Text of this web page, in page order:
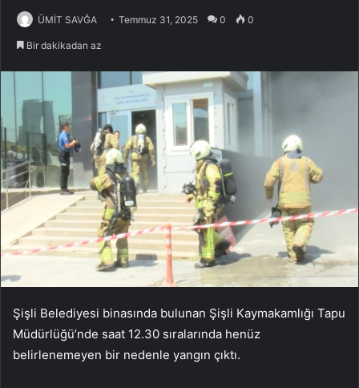
ÜMİT SAVĞA Temmuz 31, 2025 0 0
Bir dakikadan az
Şişli Belediyesi binasında bulunan Şişli Kaymakamlığı Tapu
Müdürlüğü’nde saat 12.30 sıralarında henüz
belirlenemeyen bir nedenle yangın çıktı.